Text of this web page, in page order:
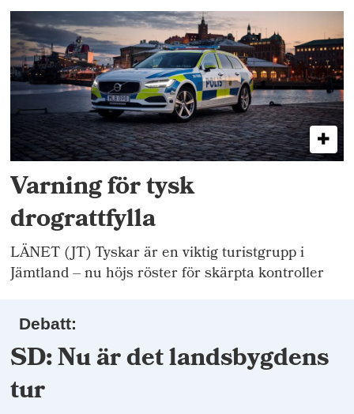
Varning för tysk
drograttfylla
LÄNET (JT) Tyskar är en viktig turistgrupp i
Jämtland – nu höjs röster för skärpta kontroller
Debatt:
SD: Nu är det landsbygdens
tur